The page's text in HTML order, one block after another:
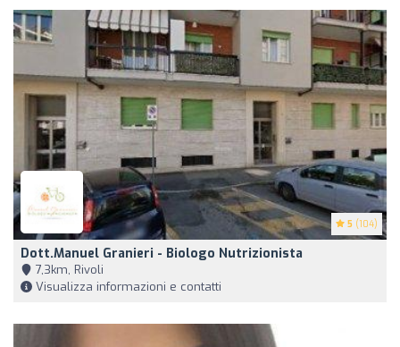
5 (104)
Dott.Manuel Granieri - Biologo Nutrizionista
7,3km, Rivoli
Visualizza informazioni e contatti